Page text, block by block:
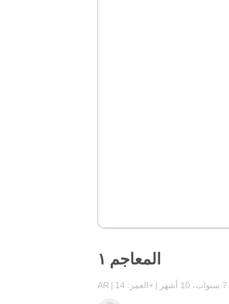
المعاجم ١
AR العمر: 14+